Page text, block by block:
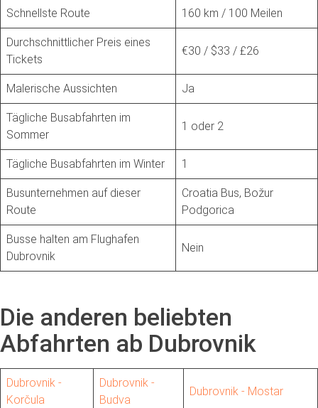
Schnellste Route 160 km / 100 Meilen
Durchschnittlicher Preis eines
Tickets
€30 / $33 / £26
Malerische Aussichten Ja
Tägliche Busabfahrten im
Sommer
1 oder 2
Tägliche Busabfahrten im Winter 1
Busunternehmen auf dieser
Route
Croatia Bus, Božur
Podgorica
Busse halten am Flughafen
Dubrovnik
Nein
Die anderen beliebten
Abfahrten ab Dubrovnik
Dubrovnik -
Korčula
Dubrovnik -
Budva
Dubrovnik - Mostar